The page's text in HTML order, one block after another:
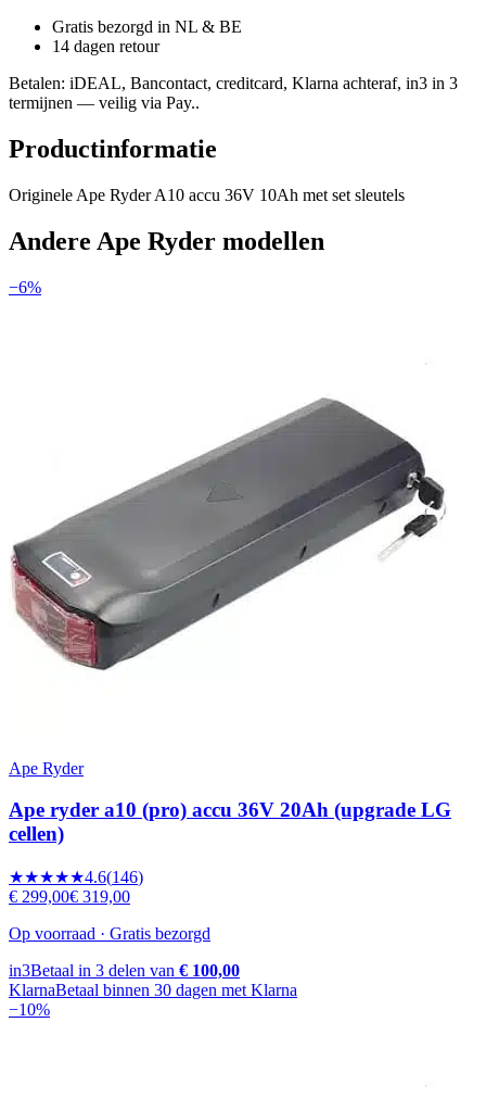
Gratis bezorgd in NL & BE
14 dagen retour
Betalen: iDEAL, Bancontact, creditcard, Klarna achteraf, in3 in 3
termijnen — veilig via Pay..
Productinformatie
Originele Ape Ryder A10 accu 36V 10Ah met set sleutels
Andere Ape Ryder modellen
−6%
Ape Ryder
Ape ryder a10 (pro) accu 36V 20Ah (upgrade LG
cellen)
★★★★★4.6(146)
€ 299,00€ 319,00
Op voorraad · Gratis bezorgd
in3Betaal in 3 delen van € 100,00
KlarnaBetaal binnen 30 dagen met Klarna
−10%